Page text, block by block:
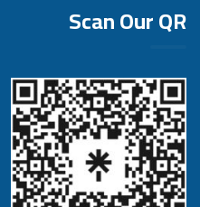
Scan Our QR